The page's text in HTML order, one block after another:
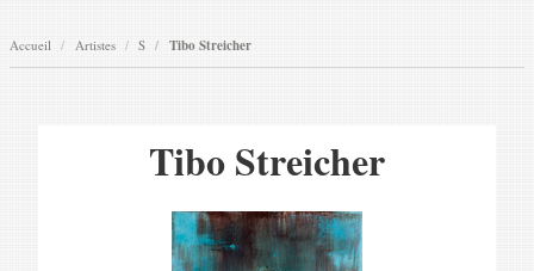
Accueil Artistes S Tibo Streicher
Tibo Streicher